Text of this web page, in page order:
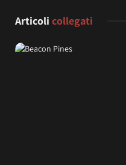
Articoli collegati